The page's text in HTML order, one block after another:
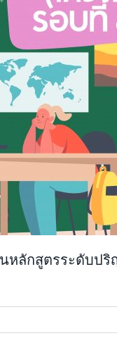
หลักสูตรระดับป